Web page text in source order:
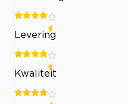
Levering
Kwaliteit